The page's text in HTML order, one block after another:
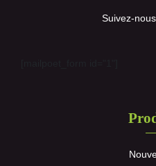
Suivez-